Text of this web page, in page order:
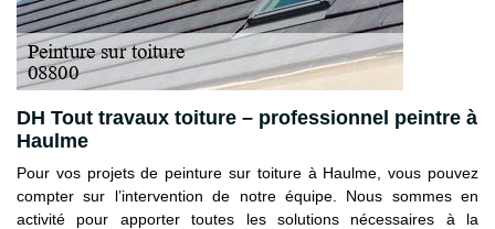
DH Tout travaux toiture – professionnel peintre à
Haulme
Pour vos projets de peinture sur toiture à Haulme, vous pouvez
compter sur l’intervention de notre équipe. Nous sommes en
activité pour apporter toutes les solutions nécessaires à la